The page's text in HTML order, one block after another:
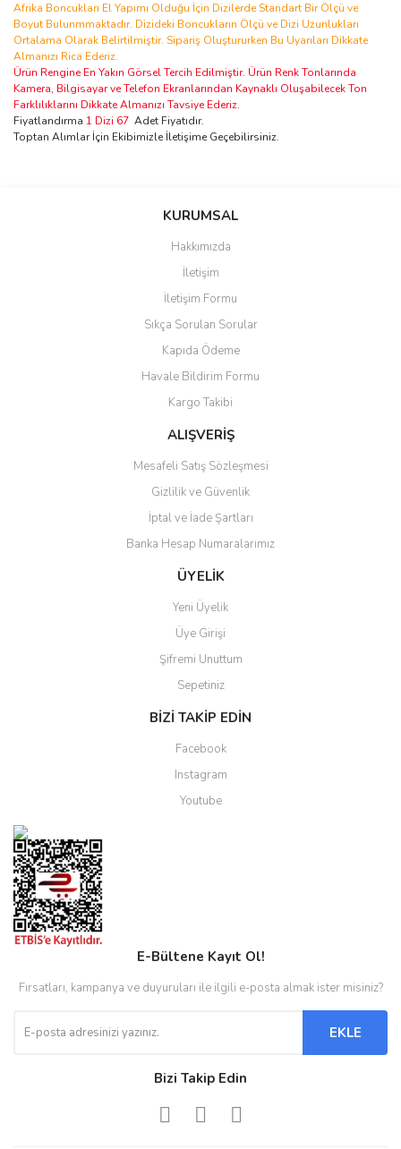
Afrika Boncukları El Yapımı Olduğu İçin Dizilerde Standart Bir Ölçü ve
Boyut Bulunmmaktadır. Dizideki Boncukların Ölçü ve Dizi Uzunlukları
Ortalama Olarak Belirtilmiştir. Sipariş Oluştururken Bu Uyarıları Dikkate
Almanızı Rica Ederiz.
Ürün Rengine En Yakın Görsel Tercih Edilmiştir. Ürün Renk Tonlarında
Kamera, Bilgisayar ve Telefon Ekranlarından Kaynaklı Oluşabilecek Ton
Farklılıklarını Dikkate Almanızı Tavsiye Ederiz.
Fiyatlandırma 1 Dizi 67 Adet Fiyatıdır.
Toptan Alımlar İçin Ekibimizle İletişime Geçebilirsiniz.
Fotoğraflarıyla birebir aynı, ürün kalitesi de çok güzel. Tavsiye ederim.
Ürün resmi kalitesiz, bozuk veya görüntülenemiyor.
Ürün açıklamasında eksik bilgiler bulunuyor.
Ürün bilgilerinde hatalar bulunuyor.
Ürün fiyatı diğer sitelerden daha pahalı.
Bu ürüne benzer farklı alternatifler olmalı.
Gönder
KURUMSAL
Hakkımızda
İletişim
İletişim Formu
Sıkça Sorulan Sorular
Kapıda Ödeme
Havale Bildirim Formu
Kargo Takibi
ALIŞVERİŞ
Mesafeli Satış Sözleşmesi
Gizlilik ve Güvenlik
İptal ve İade Şartları
Banka Hesap Numaralarımız
ÜYELİK
Yeni Üyelik
Üye Girişi
Şifremi Unuttum
Sepetiniz
BİZİ TAKİP EDİN
Facebook
Instagram
Youtube
E-Bültene Kayıt Ol!
Fırsatları, kampanya ve duyuruları ile ilgili e-posta almak ister misiniz?
EKLE
Bizi Takip Edin